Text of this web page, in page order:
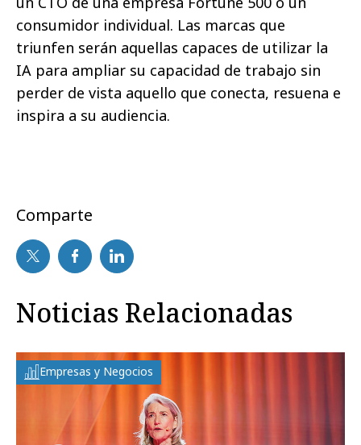
consumidor individual. Las marcas que
triunfen serán aquellas capaces de utilizar la
IA para ampliar su capacidad de trabajo sin
perder de vista aquello que conecta, resuena e
inspira a su audiencia.
Comparte
Noticias Relacionadas
Empresas y Negocios